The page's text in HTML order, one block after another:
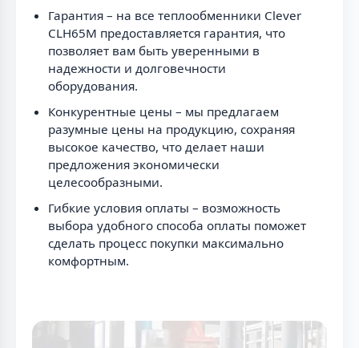
Гарантия – на все теплообменники Clever
CLH65M предоставляется гарантия, что
позволяет вам быть уверенными в
надежности и долговечности
оборудования.
Конкурентные цены – мы предлагаем
разумные цены на продукцию, сохраняя
высокое качество, что делает наши
предложения экономически
целесообразными.
Гибкие условия оплаты – возможность
выбора удобного способа оплаты поможет
сделать процесс покупки максимально
комфортным.